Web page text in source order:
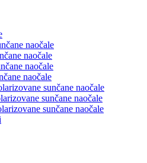
naočale
naočale
naočale
naočale
sunčane naočale
sunčane naočale
sunčane naočale